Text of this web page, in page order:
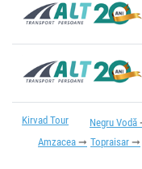
Kirvad Tour Negru Vodă
Amzacea
Topraisar